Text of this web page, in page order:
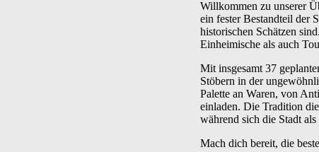
Willkommen zu unserer
ein fester Bestandteil der
historischen Schätzen
Einheimische als auch
Mit insgesamt 37
Stöbern in der
Palette an Waren, von
einladen. Die Tradition
während sich die Stadt
Mach dich bereit, die